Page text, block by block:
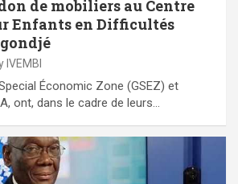
de mobiliers au Centre
Enfants en Difficultés
IVEMBI
Économic Zone (GSEZ) et
ont, dans le cadre de leurs…